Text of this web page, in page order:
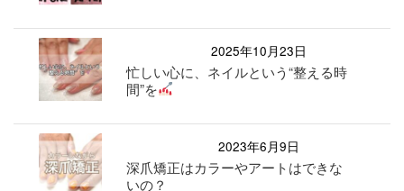
2025年10月23日
忙しい心に、ネイルという“整える時
間”を
2023年6月9日
深爪矯正はカラーやアートはできな
いの？